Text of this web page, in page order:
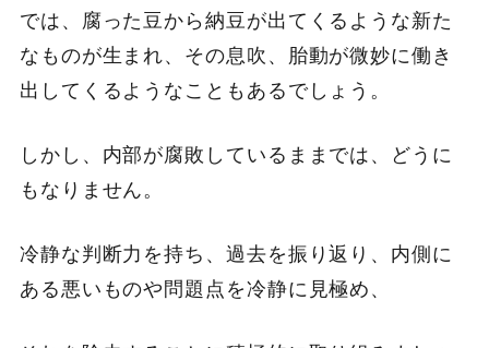
では、腐った豆から納豆が出てくるような新た
なものが生まれ、その息吹、胎動が微妙に働き
出してくるようなこともあるでしょう。
しかし、内部が腐敗しているままでは、どうに
もなりません。
冷静な判断力を持ち、過去を振り返り、内側に
ある悪いものや問題点を冷静に見極め、